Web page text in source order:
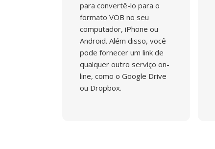
para convertê-lo para o
formato VOB no seu
computador, iPhone ou
Android. Além disso, você
pode fornecer um link de
qualquer outro serviço on-
line, como o Google Drive
ou Dropbox.